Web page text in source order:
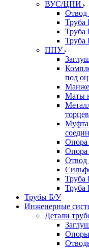
ВУС/ЦПИ
ППУ
под
Маты
Муфта
Опора
Труба
Трубы Б/У
Инженерные
Детали
Опоры